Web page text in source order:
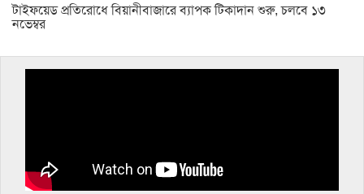
টাইফয়েড প্রতিরোধে বিয়ানীবাজারে ব্যাপক টিকাদান শুরু, চলবে ১৩
নভেম্বর